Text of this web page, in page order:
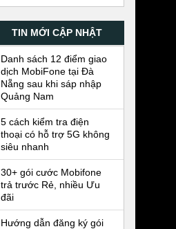
TIN MỚI CẬP NHẬT
Danh sách 12 điểm giao
dịch MobiFone tại Đà
Nẵng sau khi sáp nhập
Quảng Nam
5 cách kiểm tra điện
thoại có hỗ trợ 5G không
siêu nhanh
30+ gói cước Mobifone
trả trước Rẻ, nhiều Ưu
đãi
Hướng dẫn đăng ký gói